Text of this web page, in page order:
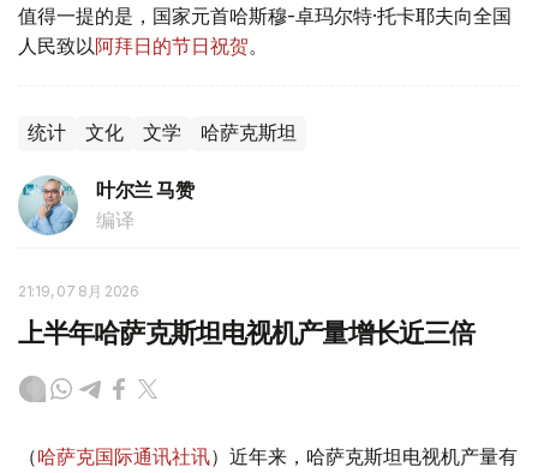
值得一提的是，国家元首哈斯穆-卓玛尔特·托卡耶夫向全国
人民致以阿拜日的节日祝贺。
统计 文化 文学 哈萨克斯坦
叶尔兰 马赞
编译
21:19, 07 8月 2026
上半年哈萨克斯坦电视机产量增长近三倍
（哈萨克国际通讯社讯）近年来，哈萨克斯坦电视机产量有